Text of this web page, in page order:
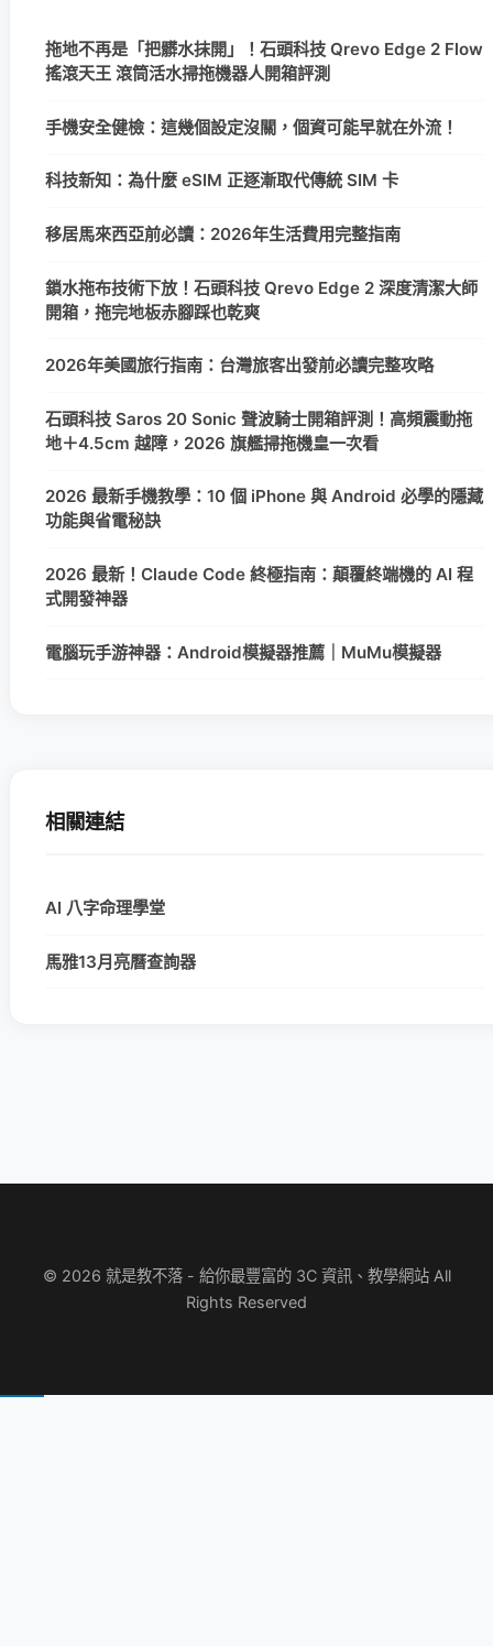
拖地不再是「把髒水抹開」！石頭科技 Qrevo Edge 2 Flow
搖滾天王 滾筒活水掃拖機器人開箱評測
手機安全健檢：這幾個設定沒關，個資可能早就在外流！
科技新知：為什麼 eSIM 正逐漸取代傳統 SIM 卡
移居馬來西亞前必讀：2026年生活費用完整指南
鎖水拖布技術下放！石頭科技 Qrevo Edge 2 深度清潔大師
開箱，拖完地板赤腳踩也乾爽
2026年美國旅行指南：台灣旅客出發前必讀完整攻略
石頭科技 Saros 20 Sonic 聲波騎士開箱評測！高頻震動拖
地＋4.5cm 越障，2026 旗艦掃拖機皇一次看
2026 最新手機教學：10 個 iPhone 與 Android 必學的隱藏
功能與省電秘訣
2026 最新！Claude Code 終極指南：顛覆終端機的 AI 程
式開發神器
電腦玩手游神器：Android模擬器推薦｜MuMu模擬器
相關連結
AI 八字命理學堂
馬雅13月亮曆查詢器
© 2026 就是教不落 - 給你最豐富的 3C 資訊、教學網站 All
Rights Reserved